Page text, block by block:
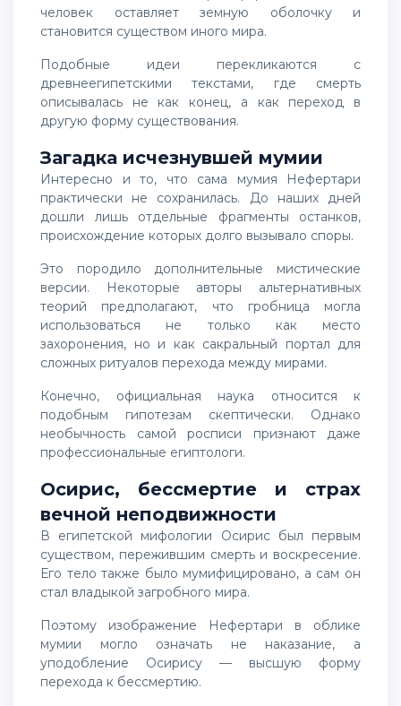
человек оставляет земную оболочку и
становится существом иного мира.
Подобные идеи перекликаются с
древнеегипетскими текстами, где смерть
описывалась не как конец, а как переход в
другую форму существования.
Загадка исчезнувшей мумии
Интересно и то, что сама мумия Нефертари
практически не сохранилась. До наших дней
дошли лишь отдельные фрагменты останков,
происхождение которых долго вызывало споры.
Это породило дополнительные мистические
версии. Некоторые авторы альтернативных
теорий предполагают, что гробница могла
использоваться не только как место
захоронения, но и как сакральный портал для
сложных ритуалов перехода между мирами.
Конечно, официальная наука относится к
подобным гипотезам скептически. Однако
необычность самой росписи признают даже
профессиональные египтологи.
Осирис, бессмертие и страх
вечной неподвижности
В египетской мифологии Осирис был первым
существом, пережившим смерть и воскресение.
Его тело также было мумифицировано, а сам он
стал владыкой загробного мира.
Поэтому изображение Нефертари в облике
мумии могло означать не наказание, а
уподобление Осирису — высшую форму
перехода к бессмертию.